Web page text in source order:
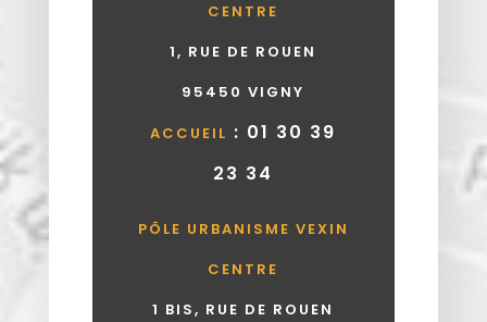
CENTRE
1, RUE DE ROUEN
95450 VIGNY
ACCUEIL : 01 30 39
23 34
PÔLE URBANISME VEXIN
CENTRE
1 BIS, RUE DE ROUEN